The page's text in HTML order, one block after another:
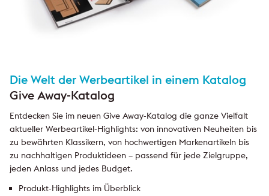
Die Welt der Werbeartikel in einem Katalog
Give Away-Katalog
Entdecken Sie im neuen Give Away-Katalog die ganze Vielfalt
aktueller Werbeartikel-Highlights: von innovativen Neuheiten bis
zu bewährten Klassikern, von hochwertigen Markenartikeln bis
zu nachhaltigen Produktideen – passend für jede Zielgruppe,
jeden Anlass und jedes Budget.
Produkt-Highlights im Überblick